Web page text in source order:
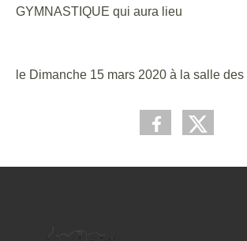
GYMNASTIQUE qui aura lieu
le Dimanche 15 mars 2020 à la salle des